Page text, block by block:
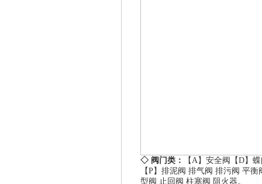
◇ 阀门类： 【A】 安全阀 【D】
【P】 排泥阀 排气阀 排污阀 平衡
型阀 止回阀 柱塞阀 阻火器。